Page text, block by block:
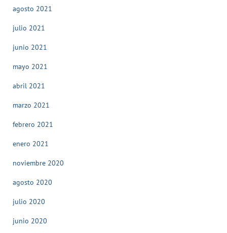
agosto 2021
julio 2021
junio 2021
mayo 2021
abril 2021
marzo 2021
febrero 2021
enero 2021
noviembre 2020
agosto 2020
julio 2020
junio 2020